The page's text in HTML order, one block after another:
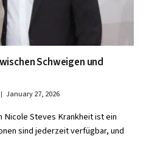
Schweigen und
January 27, 2026
Nicole Steves Krankheit ist ein
sind jederzeit verfügbar, und